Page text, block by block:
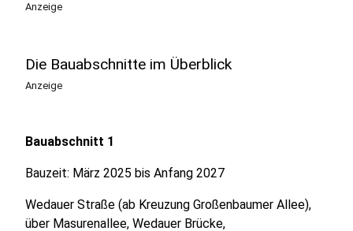
Anzeige
Die Bauabschnitte im Überblick
Anzeige
Bauabschnitt 1
Bauzeit: März 2025 bis Anfang 2027
Wedauer Straße (ab Kreuzung Großenbaumer Allee),
über Masurenallee, Wedauer Brücke,